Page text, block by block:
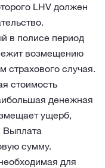
LHV должен
в полисе период
возмещению
страхового случая.
стоимость
денежная
ущерб,
Выплата
сумму.
для